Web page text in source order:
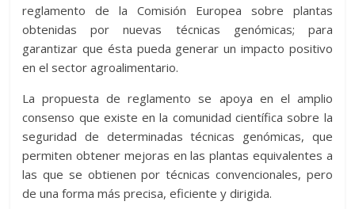
reglamento de la Comisión Europea sobre plantas
obtenidas por nuevas técnicas genómicas; para
garantizar que ésta pueda generar un impacto positivo
en el sector agroalimentario.
La propuesta de reglamento se apoya en el amplio
consenso que existe en la comunidad científica sobre la
seguridad de determinadas técnicas genómicas, que
permiten obtener mejoras en las plantas equivalentes a
las que se obtienen por técnicas convencionales, pero
de una forma más precisa, eficiente y dirigida.